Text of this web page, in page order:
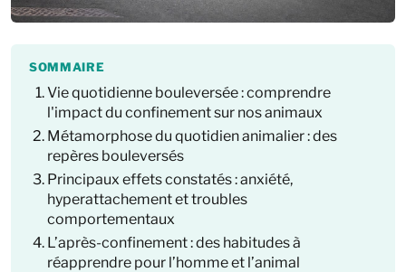
SOMMAIRE
Vie quotidienne bouleversée : comprendre
l'impact du confinement sur nos animaux
Métamorphose du quotidien animalier : des
repères bouleversés
Principaux effets constatés : anxiété,
hyperattachement et troubles
comportementaux
L’après-confinement : des habitudes à
réapprendre pour l’homme et l’animal